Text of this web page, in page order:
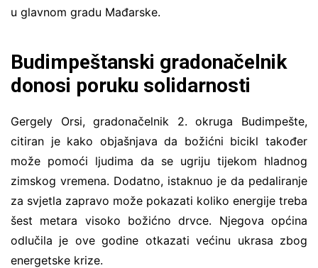
u glavnom gradu Mađarske.
Budimpeštanski gradonačelnik
donosi poruku solidarnosti
Gergely Orsi, gradonačelnik 2. okruga Budimpešte,
citiran je kako objašnjava da božićni bicikl također
može pomoći ljudima da se ugriju tijekom hladnog
zimskog vremena. Dodatno, istaknuo je da pedaliranje
za svjetla zapravo može pokazati koliko energije treba
šest metara visoko božićno drvce. Njegova općina
odlučila je ove godine otkazati većinu ukrasa zbog
energetske krize.